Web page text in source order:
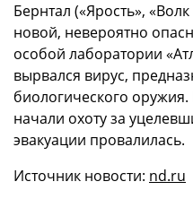
Бернтал («Ярость», «Волк
новой, невероятно
особой лаборатории
вырвался вирус,
биологического
начали охоту за
эвакуации провалилась.
Источник новости: nd.ru